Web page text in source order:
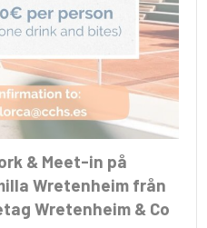
& Meet-in på
Wretenheim från
Wretenheim & Co